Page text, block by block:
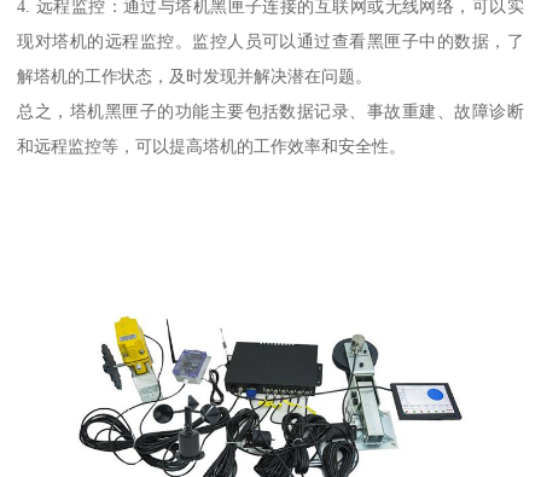
4. 远程监控：通过与塔机黑匣子连接的互联网或无线网络，可以实
现对塔机的远程监控。监控人员可以通过查看黑匣子中的数据，了
解塔机的工作状态，及时发现并解决潜在问题。
总之，塔机黑匣子的功能主要包括数据记录、事故重建、故障诊断
和远程监控等，可以提高塔机的工作效率和安全性。